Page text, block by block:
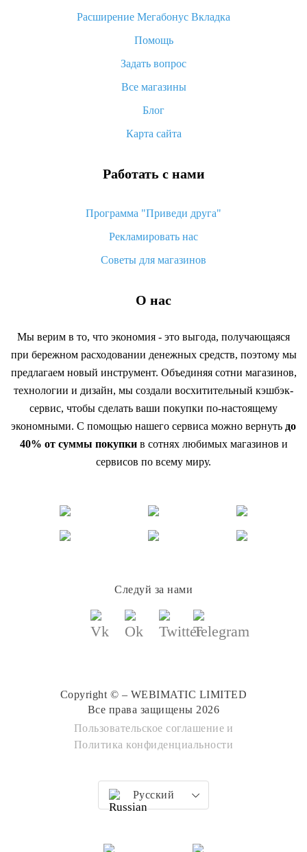
«AliExpress Standard Shipping»: что это за метод доставки и
как его отслеживать
Как покупать оптом на Алиэкспресс
Что делать, если не пришел товар с Алиэкспресс
возврата денег
Расширение Мегабонус Вкладка
Помощь
Задать вопрос
Все магазины
Блог
Карта сайта
Работать с нами
Программа "Приведи друга"
Рекламировать нас
Советы для магазинов
О нас
Мы верим в то, что экономия - это выгода, получающаяся
при бережном расходовании денежных средств, поэтому мы
предлагаем новый инструмент. Объединяя сотни магазинов,
технологии и дизайн, мы создали восхитительный кэшбэк-
сервис, чтобы сделать ваши покупки по-настоящему
экономными. С помощью нашего сервиса можно вернуть до
40% от суммы покупкив сотнях любимых магазинов и
сервисов по всему миру.
Следуй за нами
Copyright © – WEBIMATIC LIMITED
Все права защищены 2026
Пользовательское соглашение и
Политика конфиденциальности
Русский